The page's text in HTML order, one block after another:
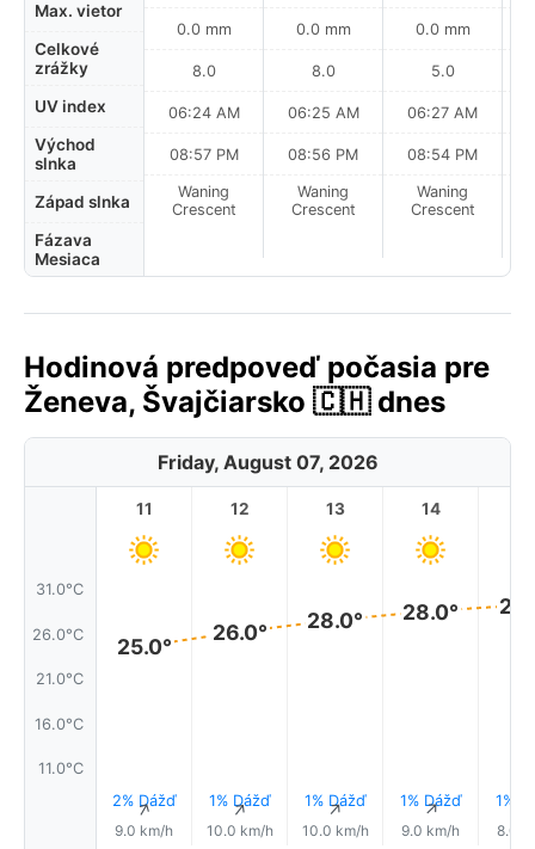
Max. vietor
Celkové
zrážky
UV index
Východ
slnka
Západ slnka
Fázava
Mesiaca
0.0 mm
8.0
06:24 AM
08:57 PM
Waning
Crescent
0.0 mm
8.0
06:25 AM
08:56 PM
Waning
Crescent
0.0 mm
5.0
06:27 AM
08:54 PM
Waning
Crescent
Hodinová predpoveď počasia pre
Ženeva, Švajčiarsko 🇨🇭 dnes
Friday, August 07, 2026
31.0°C
26.0°C
21.0°C
16.0°C
11.0°C
11
25.0°
2% Dážď
↑
9.0 km/h
12
26.0°
1% Dážď
↑
10.0 km/h
13
28.0°
1% Dážď
↑
10.0 km/h
14
28.0°
1% Dážď
↑
9.0 km/h
1%
8.0